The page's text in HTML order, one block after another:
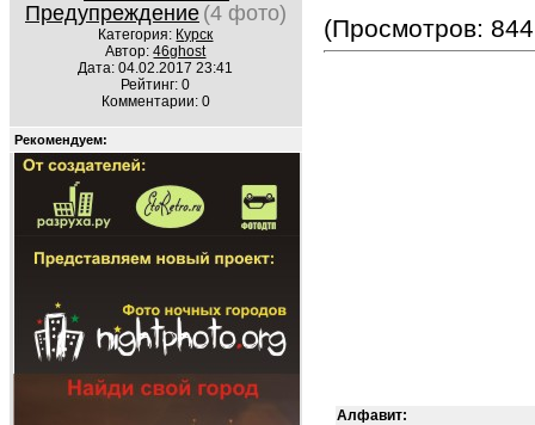
Предупреждение (4 фото)
Категория: Курск
Автор:46ghost
Дата: 04.02.2017 23:41
Рейтинг: 0
Комментарии: 0
Рекомендуем:
(Просмотров:
Алфавит: